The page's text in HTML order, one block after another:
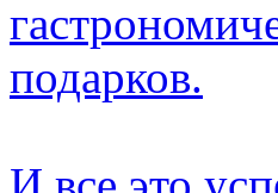
подарков.